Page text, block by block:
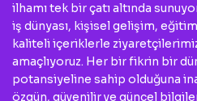
ilhamı tek bir çatı altında
iş dünyası, kişisel gelişim,
kaliteli içeriklerle
amaçlıyoruz. Her bir fikrin bir
potansiyeline sahip olduğuna
özgün, güvenilir ve güncel